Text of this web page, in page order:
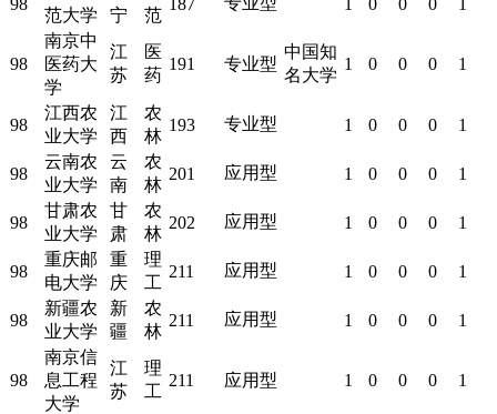
98
范大学
宁
范
187 0 0 0
98
南京中
医药大
学
江
苏
医
药
191 专业型
中国知
名大学
1 0 0 0 1
98
江西农
业大学
江
西
农
林
193 专业型 1 0 0 0 1
98
云南农
业大学
云
南
农
林
201 应用型 1 0 0 0 1
98
甘肃农
业大学
甘
肃
农
林
202 应用型 1 0 0 0 1
98
重庆邮
电大学
重
庆
理
工
211 应用型 1 0 0 0 1
98
新疆农
业大学
新
疆
农
林
211 应用型 1 0 0 0 1
98
南京信
息工程
大学
江
苏
理
工
211 应用型 1 0 0 0 1